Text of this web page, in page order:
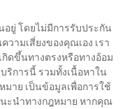
ยู่ โดยไม่มีการรับประกัน
วามเสี่ยงของคุณเอง เรา
ดขึ้นทางตรงหรือทางอ้อม
ริการนี้ รวมทั้งเนื้อหาใน
มาย เป็นข้อมูลเพื่อการใช้
ะนำทางกฎหมาย หากคุณ